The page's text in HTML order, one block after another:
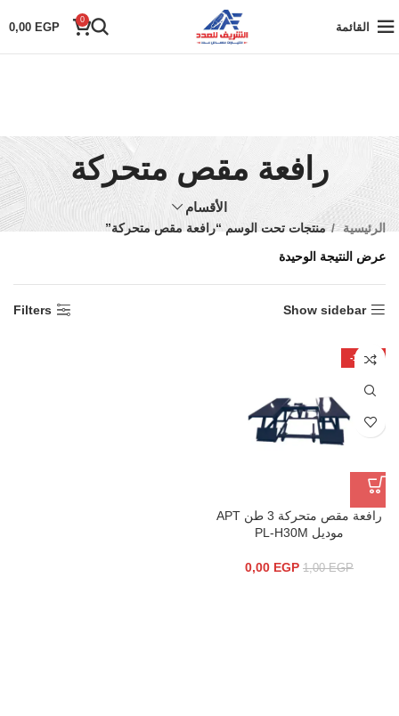
القائمة
0
0,00 EGP
رافعة مقص متحركة
الأقسام
الرئيسية
منتجات تحت الوسم “رافعة مقص متحركة”
عرض النتيجة الوحيدة
Show sidebar
Filters
-100%
رافعة مقص متحركة 3 طن APT
موديل PL-H30M
1,00EGP
0,00 EGP